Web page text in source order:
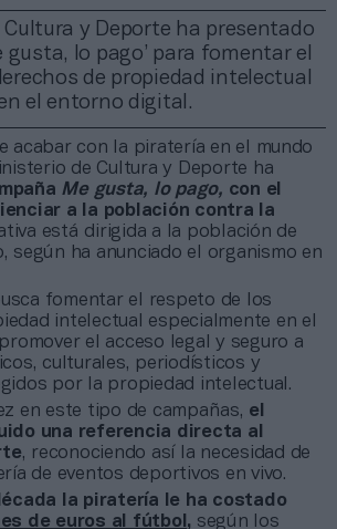
Cultura y Deporte ha presentado
gusta, lo pago’ para fomentar el
de propiedad intelectual
el entorno digital.
acabar con la piratería en el mundo
de Cultura y Deporte ha
Me gusta, lo pago, con el
a la población contra la
está dirigida a la población de
según ha anunciado el organismo en
fomentar el respeto de los
intelectual especialmente en el
el acceso legal y seguro a
culturales, periodísticos y
por la propiedad intelectual.
en este tipo de campañas, el
una referencia directa al
, reconociendo así la necesidad de
de eventos deportivos en vivo.
la piratería le ha costado
de euros al fútbol , según los